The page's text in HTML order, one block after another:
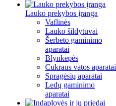
Lauko prekybos įranga
Vaflinės
Lauko šildytuvai
Šerbeto gaminimo
aparatai
Blynkepės
Cukraus vatos aparatai
Spragėsių aparatai
Ledų gaminimo
aparatai